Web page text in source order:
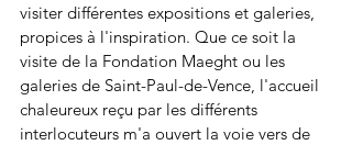
visiter différentes expositions et galeries,
propices à l'inspiration. Que ce soit la
visite de la Fondation Maeght ou les
galeries de Saint-Paul-de-Vence, l'accueil
chaleureux reçu par les différents
interlocuteurs m'a ouvert la voie vers de